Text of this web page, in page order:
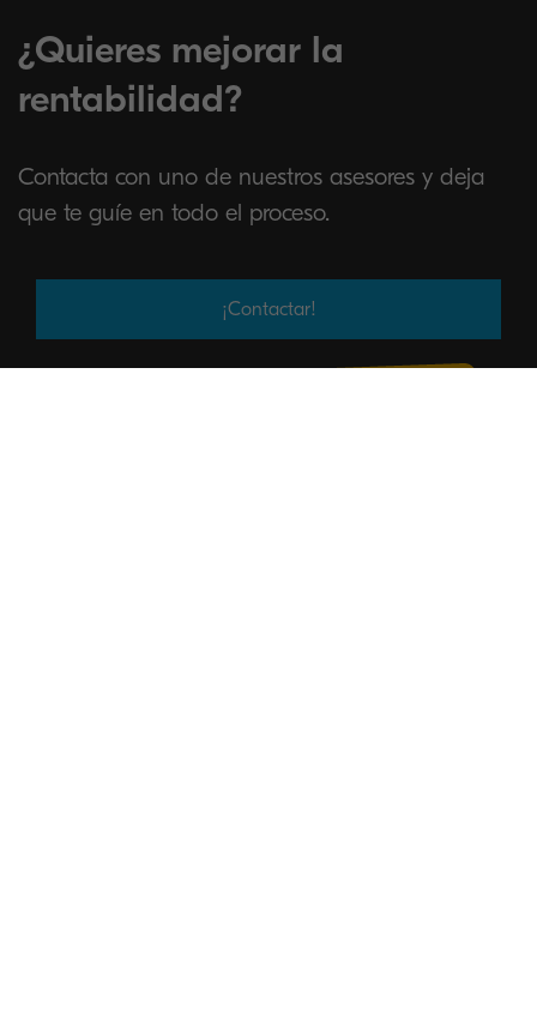
¿Quieres mejorar la
rentabilidad?
Contacta con uno de nuestros asesores y deja
que te guíe en todo el proceso.
¡Contactar!